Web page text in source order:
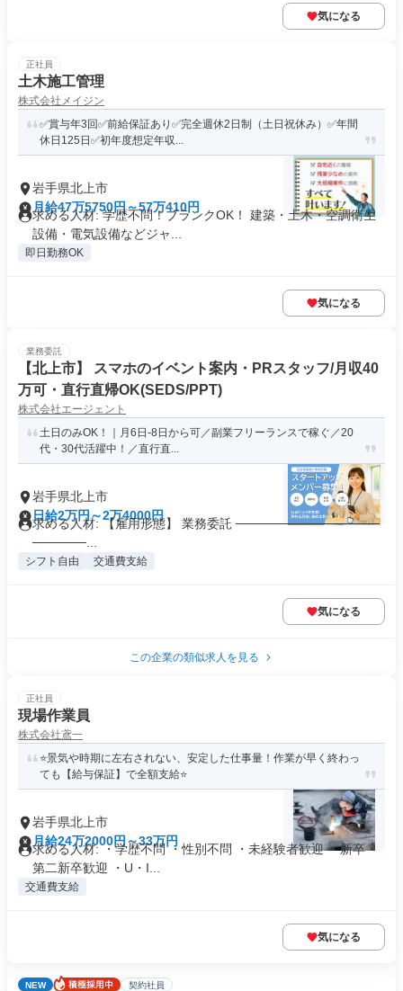
気になる
正社員
土木施工管理
株式会社メイジン
✅賞与年3回✅前給保証あり✅完全週休2日制（土日祝休み）✅年間
休日125日✅初年度想定年収...
岩手県北上市
月給47万5750円～57万410円
求める人材: 学歴不問！ブランクOK！ 建築・土木・空調衛生
設備・電気設備などジャ...
即日勤務OK
気になる
業務委託
【北上市】 スマホのイベント案内・PRスタッフ/月収40
万可・直行直帰OK(SEDS/PPT)
株式会社エージェント
土日のみOK！｜月6日-8日から可／副業フリーランスで稼ぐ／20
代・30代活躍中！／直行直...
岩手県北上市
日給2万円～2万4000円
求める人材: 【雇用形態】 業務委託 ────────────────
──────...
シフト自由 交通費支給
気になる
この企業の類似求人を見る
正社員
現場作業員
株式会社鳶一
⭐景気や時期に左右されない、安定した仕事量！作業が早く終わっ
ても【給与保証】で全額支給⭐
岩手県北上市
月給24万2000円～33万円
求める人材: ・学歴不問 ・性別不問 ・未経験者歓迎 ・新卒・
第二新卒歓迎 ・U・I...
交通費支給
気になる
NEW 契約社員